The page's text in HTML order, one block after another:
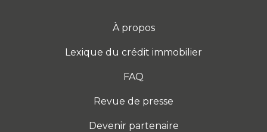
À propos
Lexique du crédit immobilier
FAQ
Revue de presse
Devenir partenaire